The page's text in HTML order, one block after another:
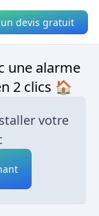
devis gratuit
une alarme
2 clics 🏠
votre